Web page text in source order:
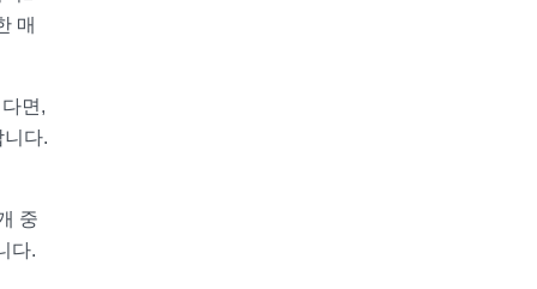
매
면,
다.
중
다.